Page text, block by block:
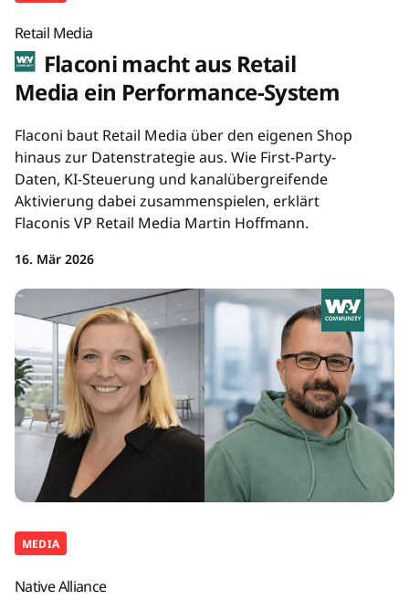
Retail Media
Flaconi macht aus Retail
Media ein Performance-System
Flaconi baut Retail Media über den eigenen Shop
hinaus zur Datenstrategie aus. Wie First-Party-
Daten, KI-Steuerung und kanalübergreifende
Aktivierung dabei zusammenspielen, erklärt
Flaconis VP Retail Media Martin Hoffmann.
16. Mär 2026
MEDIA
Native Alliance